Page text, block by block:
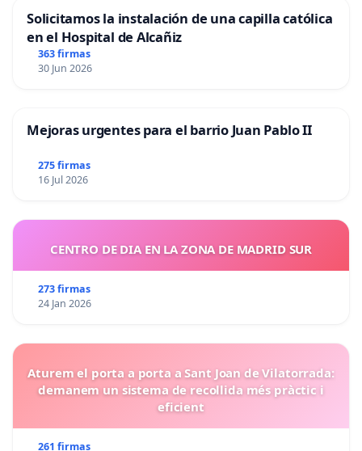
Solicitamos la instalación de una capilla católica
en el Hospital de Alcañiz
363 firmas
30 Jun 2026
Mejoras urgentes para el barrio Juan Pablo II
275 firmas
16 Jul 2026
CENTRO DE DIA EN LA ZONA DE MADRID SUR
273 firmas
24 Jan 2026
Aturem el porta a porta a Sant Joan de Vilatorrada:
demanem un sistema de recollida més pràctic i
eficient
261 firmas